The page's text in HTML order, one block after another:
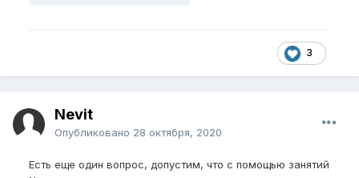
3
Nevit
Опубликовано 28 октября, 2020
Есть еще один вопрос, допустим, что с помощью занятий